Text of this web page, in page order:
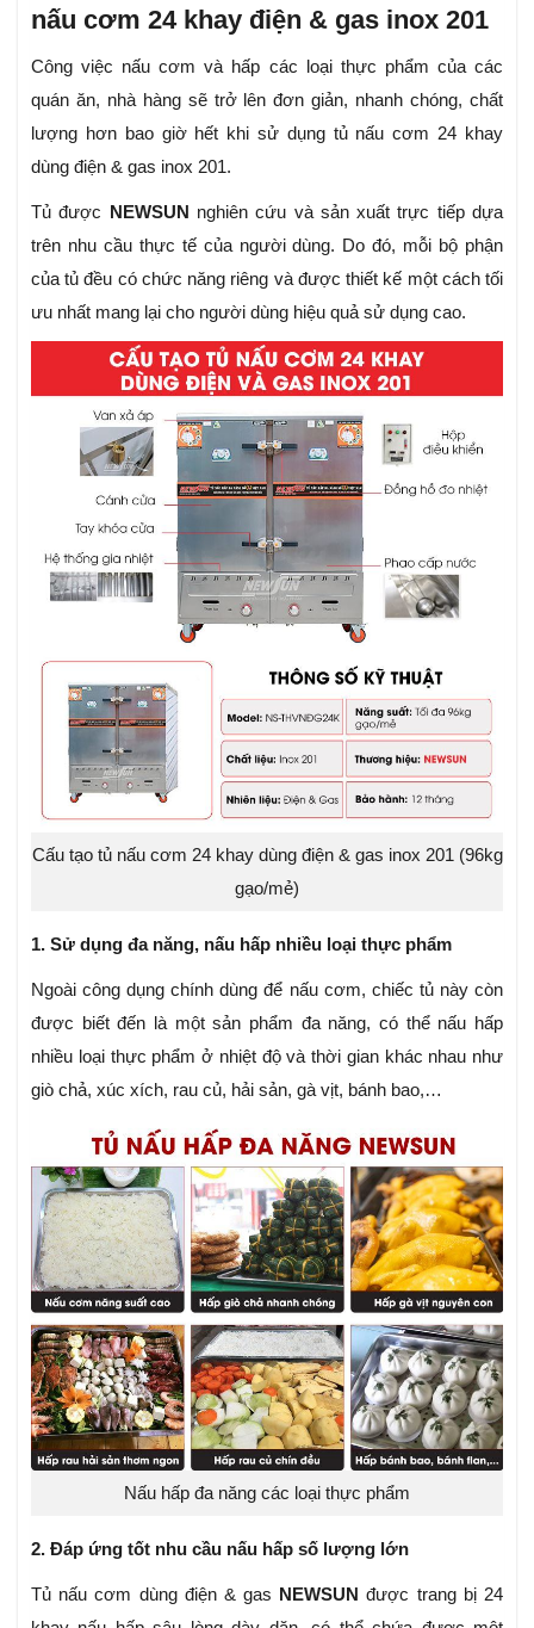
nấu cơm 24 khay điện & gas inox 201
Công việc nấu cơm và hấp các loại thực phẩm của các
quán ăn, nhà hàng sẽ trở lên đơn giản, nhanh chóng, chất
lượng hơn bao giờ hết khi sử dụng tủ nấu cơm 24 khay
dùng điện & gas inox 201.
Tủ được NEWSUN nghiên cứu và sản xuất trực tiếp dựa
trên nhu cầu thực tế của người dùng. Do đó, mỗi bộ phận
của tủ đều có chức năng riêng và được thiết kế một cách tối
ưu nhất mang lại cho người dùng hiệu quả sử dụng cao.
Cấu tạo tủ nấu cơm 24 khay dùng điện & gas inox 201 (96kg
gạo/mẻ)
1. Sử dụng đa năng, nấu hấp nhiều loại thực phẩm
Ngoài công dụng chính dùng để nấu cơm, chiếc tủ này còn
được biết đến là một sản phẩm đa năng, có thể nấu hấp
nhiều loại thực phẩm ở nhiệt độ và thời gian khác nhau như
giò chả, xúc xích, rau củ, hải sản, gà vịt, bánh bao,…
Nấu hấp đa năng các loại thực phẩm
2. Đáp ứng tốt nhu cầu nấu hấp số lượng lớn
Tủ nấu cơm dùng điện & gas NEWSUNđược trang bị 24